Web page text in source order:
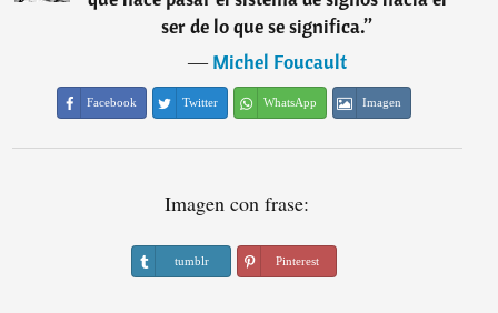
ser de lo que se significa.”
―Michel Foucault
Facebook Twitter WhatsApp Imagen
Imagen con frase:
tumblr Pinterest